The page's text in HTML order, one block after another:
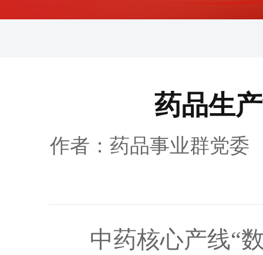
药品生
作者：药品事业群党
中药核心产线“数